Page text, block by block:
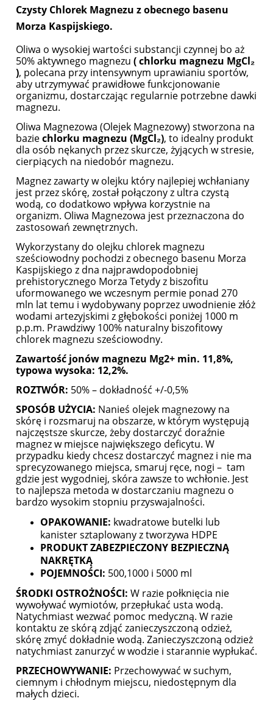
Czysty Chlorek Magnezu z obecnego basenu
Morza Kaspijskiego.
Oliwa o wysokiej wartości substancji czynnej bo aż
50% aktywnego magnezu ( chlorku magnezu MgCl₂
), polecana przy intensywnym uprawianiu sportów,
aby utrzymywać prawidłowe funkcjonowanie
organizmu, dostarczając regularnie potrzebne dawki
magnezu.
Oliwa Magnezowa (Olejek Magnezowy) stworzona na
baziechlorku magnezu (MgCl₂), to idealny produkt
dla osób nękanych przez skurcze, żyjących w stresie,
cierpiących na niedobór magnezu.
Magnez zawarty w olejku który najlepiej wchłaniany
jest przez skórę, został połączony z ultra czystą
wodą, co dodatkowo wpływa korzystnie na
organizm. Oliwa Magnezowa jest przeznaczona do
zastosowań zewnętrznych.
Wykorzystany do olejku chlorek magnezu
sześciowodny pochodzi z obecnego basenu Morza
Kaspijskiego z dna najprawdopodobniej
prehistorycznego Morza Tetydy z biszofitu
uformowanego we wczesnym permie ponad 270
mln lat temu i wydobywany poprzez uwodnienie złóż
wodami artezyjskimi z głębokości poniżej 1000 m
p.p.m. Prawdziwy 100% naturalny biszofitowy
chlorek magnezu sześciowodny.
Zawartość jonów magnezu Mg2+ min. 11,8%,
typowa wysoka: 12,2%.
ROZTWÓR: 50% – dokładność +/-0,5%
SPOSÓB UŻYCIA: Nanieś olejek magnezowy na
skórę i rozsmaruj na obszarze, w którym występują
najczęstsze skurcze, żeby dostarczyć doraźnie
magnez w miejsce największego deficytu. W
przypadku kiedy chcesz dostarczyć magnez i nie ma
sprecyzowanego miejsca, smaruj ręce, nogi – tam
gdzie jest wygodniej, skóra zawsze to wchłonie. Jest
to najlepsza metoda w dostarczaniu magnezu o
bardzo wysokim stopniu przyswajalności.
OPAKOWANIE: kwadratowe butelki lub
kanister sztaplowany z tworzywa HDPE
PRODUKT ZABEZPIECZONY BEZPIECZNĄ
NAKRĘTKĄ
POJEMNOŚCI: 500,1000 i 5000 ml
ŚRODKI OSTROŻNOŚCI: W razie połknięcia nie
wywoływać wymiotów, przepłukać usta wodą.
Natychmiast wezwać pomoc medyczną. W razie
kontaktu ze skórą zdjąć zanieczyszczoną odzież,
skórę zmyć dokładnie wodą. Zanieczyszczoną odzież
natychmiast zanurzyć w wodzie i starannie wypłukać.
PRZECHOWYWANIE: Przechowywać w suchym,
ciemnym i chłodnym miejscu, niedostępnym dla
małych dzieci.